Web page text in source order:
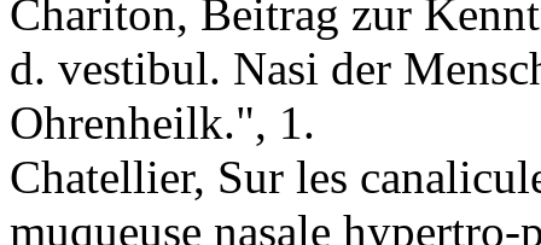
Chariton, Beitrag zur
d. vestibul. Nasi der
Ohrenheilk.", 1.
Chatellier, Sur les
muqueuse nasale